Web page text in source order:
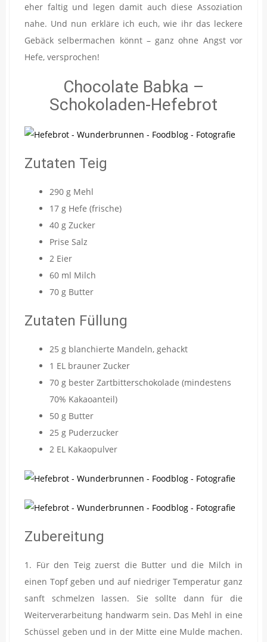
eher faltig und legen damit auch diese Assoziation
nahe. Und nun erkläre ich euch, wie ihr das leckere
Gebäck selbermachen könnt – ganz ohne Angst vor
Hefe, versprochen!
Chocolate Babka –
Schokoladen-Hefebrot
Zutaten Teig
290 g Mehl
17 g Hefe (frische)
40 g Zucker
Prise Salz
2 Eier
60 ml Milch
70 g Butter
Zutaten Füllung
25 g blanchierte Mandeln, gehackt
1 EL brauner Zucker
70 g bester Zartbitterschokolade (mindestens
70% Kakaoanteil)
50 g Butter
25 g Puderzucker
2 EL Kakaopulver
Zubereitung
1. Für den Teig zuerst die Butter und die Milch in
einen Topf geben und auf niedriger Temperatur ganz
sanft schmelzen lassen. Sie sollte dann für die
Weiterverarbeitung handwarm sein. Das Mehl in eine
Schüssel geben und in der Mitte eine Mulde machen.